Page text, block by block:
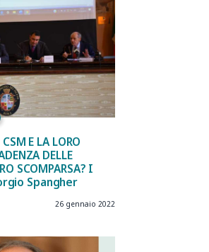
E LA LORO
DELLE
SCOMPARSA? I
Spangher
26 gennaio 2022